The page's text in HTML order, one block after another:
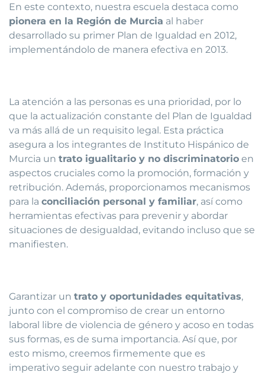
En este contexto, nuestra escuela destaca como
pionera en la Región de Murcia al haber
desarrollado su primer Plan de Igualdad en 2012,
implementándolo de manera efectiva en 2013.
La atención a las personas es una prioridad, por lo
que la actualización constante del Plan de Igualdad
va más allá de un requisito legal. Esta práctica
asegura a los integrantes de Instituto Hispánico de
Murcia un trato igualitario y no discriminatorio en
aspectos cruciales como la promoción, formación y
retribución. Además, proporcionamos mecanismos
para la conciliación personal y familiar, así como
herramientas efectivas para prevenir y abordar
situaciones de desigualdad, evitando incluso que se
manifiesten.
Garantizar un trato y oportunidades equitativas,
junto con el compromiso de crear un entorno
laboral libre de violencia de género y acoso en todas
sus formas, es de suma importancia. Así que, por
esto mismo, creemos firmemente que es
imperativo seguir adelante con nuestro trabajo y